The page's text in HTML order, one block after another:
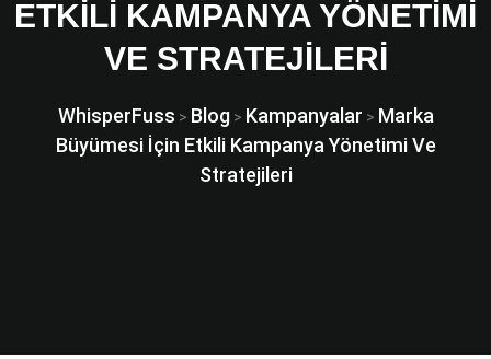
ETKILI KAMPANYA YÖNETIMI
VE STRATEJILERI
WhisperFuss > Blog> Kampanyalar > Marka
Büyümesi İçin Etkili Kampanya Yönetimi Ve
Stratejileri